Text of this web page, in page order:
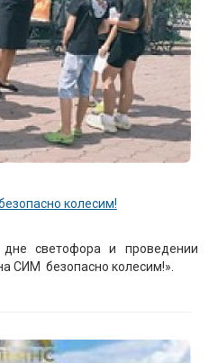
колесим!
светофора и проведении
СИМ безопасно колесим!».